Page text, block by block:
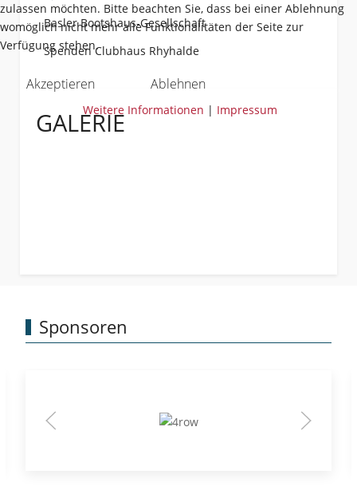
Basler Bootshaus-Gesellschaft
Spenden Clubhaus Rhyhalde
GALERIE
Sponsoren
zulassen möchten. Bitte beachten Sie, dass bei einer Ablehnung
womöglich nicht mehr alle Funktionalitäten der Seite zur
Verfügung stehen.
Akzeptieren Ablehnen
Weitere Informationen | Impressum